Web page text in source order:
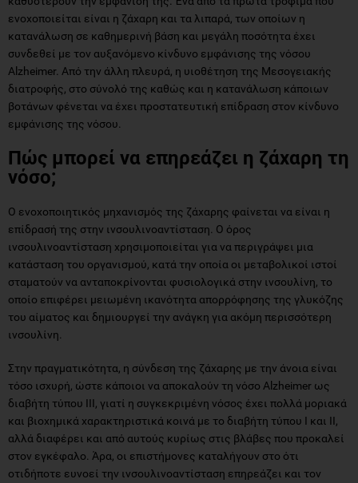
ενοχοποιείται είναι η ζάχαρη και τα λιπαρά, των οποίων η
κατανάλωση σε καθημερινή βάση και μεγάλη ποσότητα έχει
συνδεθεί με τον αυξανόμενο κίνδυνο εμφάνισης της νόσου
Alzheimer. Από την άλλη πλευρά, η υιοθέτηση της Μεσογειακής
διατροφής, στο σύνολό της καθώς και η κατανάλωση κάποιων
βοτάνων φένεται να έχει προστατευτική επίδραση στον κίνδυνο
εμφάνισης της νόσου.
Πώς μπορεί να επηρεάζει η ζάχαρη τη
νόσο;
Ο ενοχοποιητικός μηχανισμός της ζάχαρης φαίνεται να είναι η
επίδρασή της στην ινσουλινοαντίσταση. Ο όρος
ινσουλινοαντίσταση χρησιμοποιείται για να περιγράψει μια
κατάσταση του οργανισμού, κατά την οποία οι μεταβολικοί ιστοί
σταματούν να ανταποκρίνονται φυσιολογικά στην ινσουλίνη, το
οποίο επιφέρει μειωμένη ικανότητα απορρόφησης της γλυκόζης
του αίματος και δημιουργεί την ανάγκη για ακόμη περισσότερη
ινσουλίνη.
Στην πραγματικότητα, η σύνδεση της ζάχαρης με την άνοια είναι
τόσο ισχυρή, ώστε κάποιοι να αποκαλούν τη νόσο Alzheimer ως
διαβήτη τύπου ΙΙΙ, γιατί η συγκεκριμένη νόσος έχει πολλά μοριακά
και βιοχημικά χαρακτηριστικά κοινά με το διαβήτη τύπου Ι και ΙΙ,
αλλά διαφέρει και από αυτούς κυρίως στις βλάβες που προκαλεί
στον εγκέφαλο. Άρα, οι επιστήμονες καταλήγουν στο ότι
οτιδήποτε ευνοεί την ινσουλινοαντίσταση επηρεάζει και τον